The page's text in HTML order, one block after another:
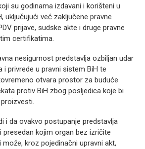
su godinama izdavani i korišteni u
uključujući već zaključene pravne
prijave, sudske akte i druge pravne
certifikatima.
nesigurnost predstavlja ozbiljan udar
i privrede u pravni sistem BiH te
otvara prostor za buduće
protiv BiH zbog posljedica koje bi
i da ovakvo postupanje predstavlja
kojim organ bez izričite
kroz pojedinačni upravni akt,